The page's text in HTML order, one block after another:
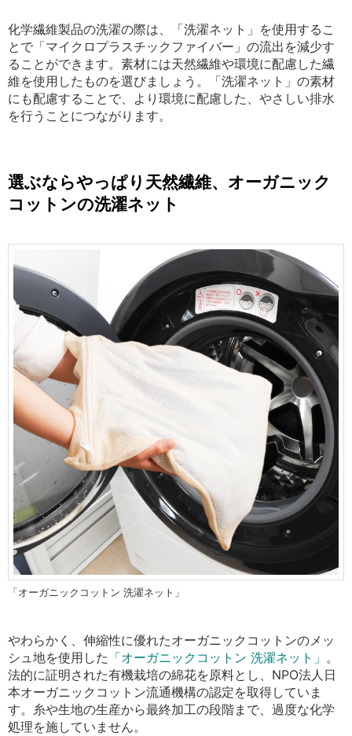
化学繊維製品の洗濯の際は、「洗濯ネット」を使用するこ
とで「マイクロプラスチックファイバー」の流出を減少す
ることができます。素材には天然繊維や環境に配慮した繊
維を使用したものを選びましょう。「洗濯ネット」の素材
にも配慮することで、より環境に配慮した、やさしい排水
を行うことにつながります。
選ぶならやっぱり天然繊維、オーガニック
コットンの洗濯ネット
「オーガニックコットン 洗濯ネット」
やわらかく、伸縮性に優れたオーガニックコットンのメッ
シュ地を使用した 「オーガニックコットン 洗濯ネット」 。
法的に証明された有機栽培の綿花を原料とし、NPO法人日
本オーガニックコットン流通機構の認定を取得していま
す。糸や生地の生産から最終加工の段階まで、過度な化学
処理を施していません。